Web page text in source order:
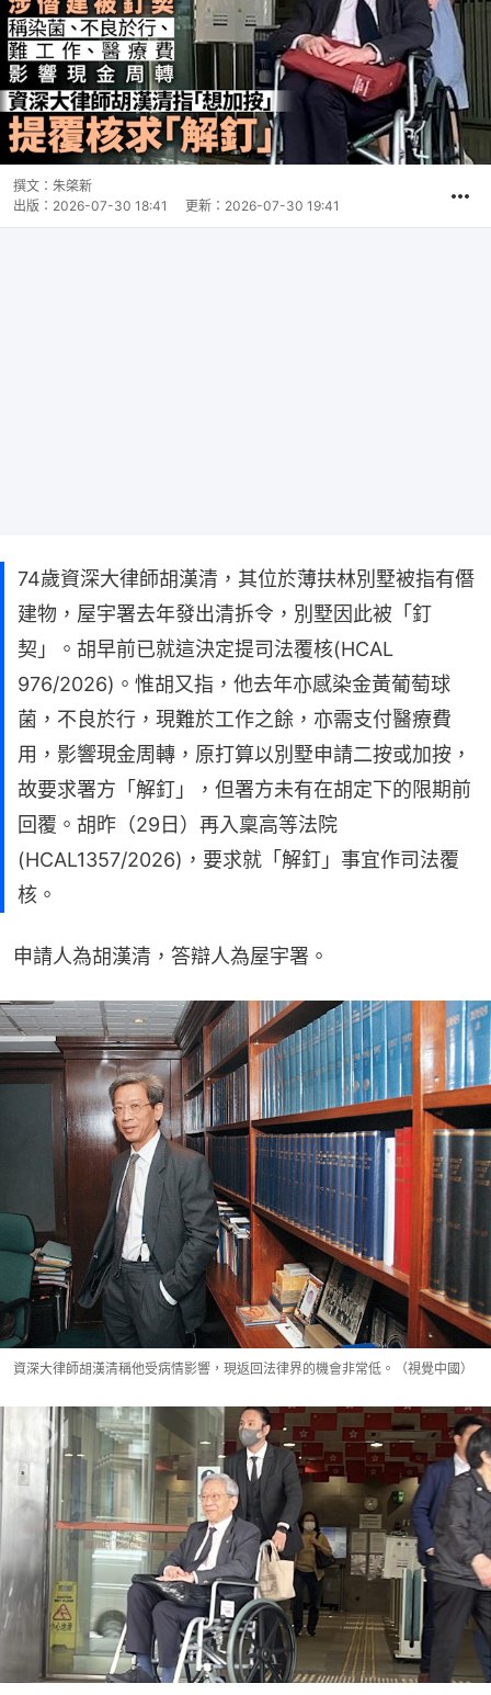
撰文： 朱棨新
出版： 2026-07-30 18:41 更新： 2026-07-30 19:41
74歲資深大律師胡漢清，其位於薄扶林別墅被指有僭
建物，屋宇署去年發出清拆令，別墅因此被「釘
契」。胡早前已就這決定提司法覆核(HCAL
976/2026)。惟胡又指，他去年亦感染金黃葡萄球
菌，不良於行，現難於工作之餘，亦需支付醫療費
用，影響現金周轉，原打算以別墅申請二按或加按，
故要求署方「解釘」，但署方未有在胡定下的限期前
回覆。胡昨（29日）再入稟高等法院
(HCAL1357/2026)，要求就「解釘」事宜作司法覆
核。
申請人為胡漢清，答辯人為屋宇署。
資深大律師胡漢清稱他受病情影響，現返回法律界的機會非常低。（視覺中國）